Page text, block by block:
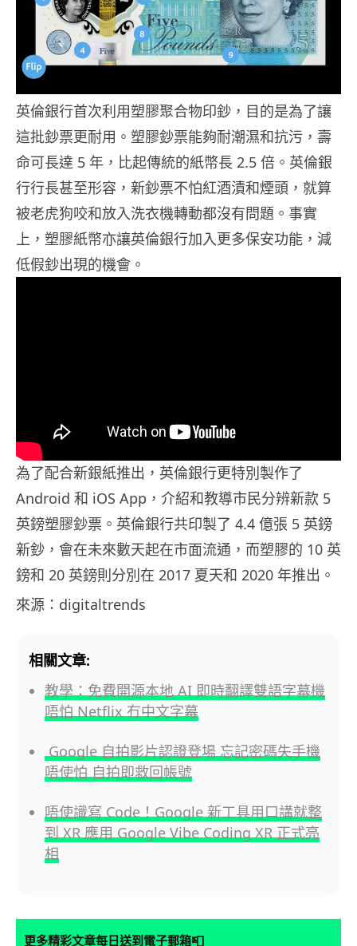
英倫銀行首次利用塑膠聚合物印鈔，目的是為了讓
這批鈔票更耐用。塑膠鈔票能夠耐潮濕和抗污，壽
命可長達 5 年，比起傳統的紙幣長 2.5 倍。英倫銀
行行長甚至形容，新鈔票不怕紅酒漬和煙頭，就算
被老虎狗咬和放入洗衣機轉動都沒有問題。事實
上，塑膠紙幣亦讓英倫銀行加入更多保安功能，減
低假鈔出現的機會。
為了配合新銀紙推出，英倫銀行更特別製作了
Android 和 iOS App，介紹和教導市民分辨新款 5
英鎊塑膠鈔票。英倫銀行共印製了 4.4 億張 5 英鎊
新鈔，會在未來數天起在市面流通，而塑膠的 10 英
鎊和 20 英鎊則分別在 2017 夏天和 2020 年推出。
來源：digitaltrends
相關文章:
教學：免費開源本地 AI 即時翻譯雙語字幕機
唔怕 Netflix 冇中文字幕
Google 自拍影片認證登場 忘記密碼失手機
唔使怕 自拍即救回帳號
唔使識寫 Code！Google 新工具用口講就整
到 XR 應用 Google Vibe Coding XR 正式亮
相
更多精彩文章每日送到電子郵箱📮